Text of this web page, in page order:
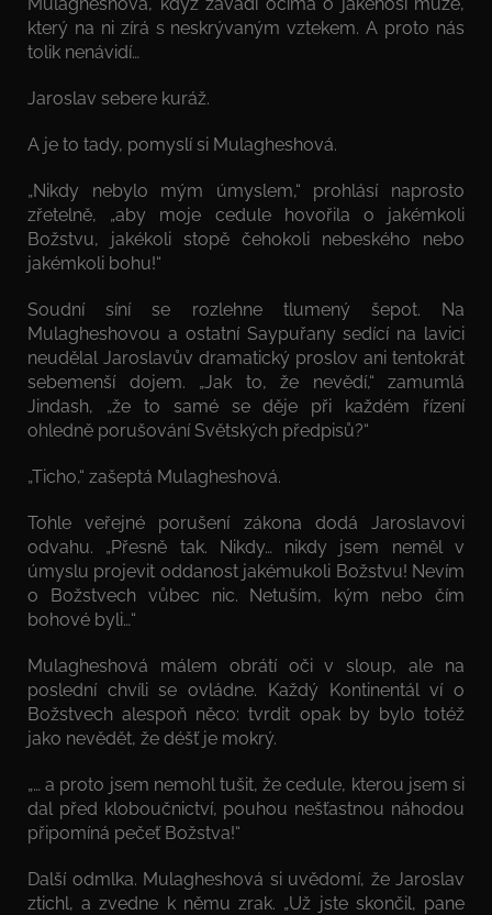
který na ni zírá s neskrývaným vztekem. A proto nás
tolik nenávidí…
Jaroslav sebere kuráž.
A je to tady, pomyslí si Mulagheshová.
„Nikdy nebylo mým úmyslem,“ prohlásí naprosto
zřetelně, „aby moje cedule hovořila o jakémkoli
Božstvu, jakékoli stopě čehokoli nebeského nebo
jakémkoli bohu!“
Soudní síní se rozlehne tlumený šepot. Na
Mulagheshovou a ostatní Saypuřany sedící na lavici
neudělal Jaroslavův dramatický proslov ani tentokrát
sebemenší dojem. „Jak to, že nevědí,“ zamumlá
Jindash, „že to samé se děje při každém řízení
ohledně porušování Světských předpisů?“
„Ticho,“ zašeptá Mulagheshová.
Tohle veřejné porušení zákona dodá Jaroslavovi
odvahu. „Přesně tak. Nikdy… nikdy jsem neměl v
úmyslu projevit oddanost jakémukoli Božstvu! Nevím
o Božstvech vůbec nic. Netuším, kým nebo čím
bohové byli…“
Mulagheshová málem obrátí oči v sloup, ale na
poslední chvíli se ovládne. Každý Kontinentál ví o
Božstvech alespoň něco: tvrdit opak by bylo totéž
jako nevědět, že déšť je mokrý.
„… a proto jsem nemohl tušit, že cedule, kterou jsem si
dal před kloboučnictví, pouhou nešťastnou náhodou
připomíná pečeť Božstva!“
Další odmlka. Mulagheshová si uvědomí, že Jaroslav
ztichl, a zvedne k němu zrak. „Už jste skončil, pane